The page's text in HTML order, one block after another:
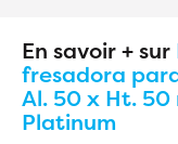
En savoir + sur
fresadora
Al. 50 x Ht. 50
Platinum